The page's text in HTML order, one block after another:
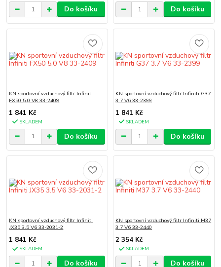
Do košíku Do košíku
KN sportovní vzduchový filtr Infiniti
FX50 5.0 V8 33-2409
1 841 Kč
SKLADEM
Do košíku
KN sportovní vzduchový filtr Infiniti G37
3.7 V6 33-2399
1 841 Kč
SKLADEM
Do košíku
KN sportovní vzduchový filtr Infiniti
JX35 3.5 V6 33-2031-2
1 841 Kč
SKLADEM
Do košíku
KN sportovní vzduchový filtr Infiniti M37
3.7 V6 33-2440
2 354 Kč
SKLADEM
Do košíku